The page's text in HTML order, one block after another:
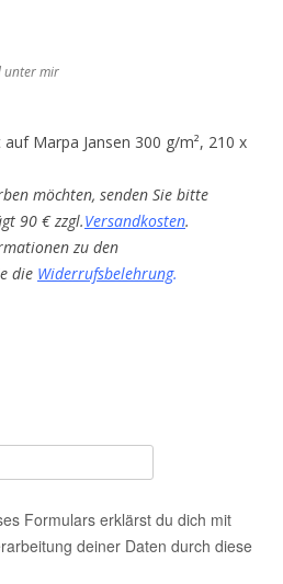
unter mir
Marpa Jansen 300 g/m², 210 x
möchten, senden Sie bitte
90 € zzgl.Versandkosten.
zu den
die Widerrufsbelehrung.
Formulars erklärst du dich mit
deiner Daten durch diese